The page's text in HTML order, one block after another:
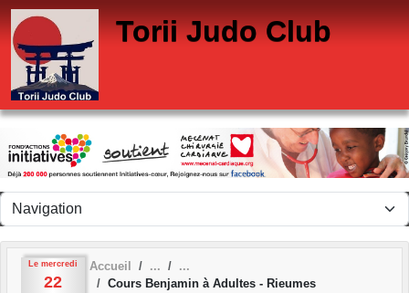
Torii Judo Club
Le mercredi
22
Accueil
Cours Benjamin à Adultes - Rieumes
Panneau de gestion des cookies